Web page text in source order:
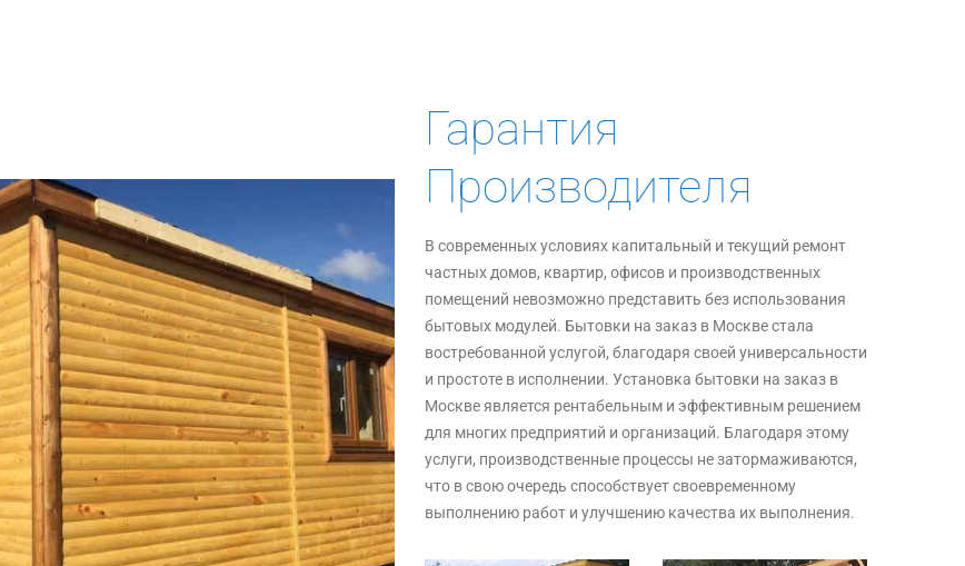
Гарантия
Производителя
В современных условиях капитальный и текущий ремонт
частных домов, квартир, офисов и производственных
помещений невозможно представить без использования
бытовых модулей. Бытовки на заказ в Москве стала
востребованной услугой, благодаря своей универсальности
и простоте в исполнении. Установка бытовки на заказ в
Москве является рентабельным и эффективным решением
для многих предприятий и организаций. Благодаря этому
услуги, производственные процессы не затормаживаются,
что в свою очередь способствует своевременному
выполнению работ и улучшению качества их выполнения.